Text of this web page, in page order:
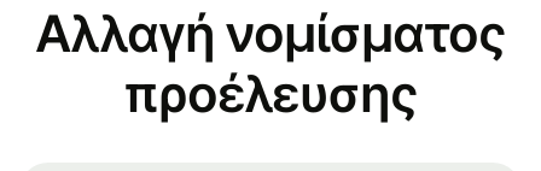
Αλλαγή νομίσματος
προέλευσης